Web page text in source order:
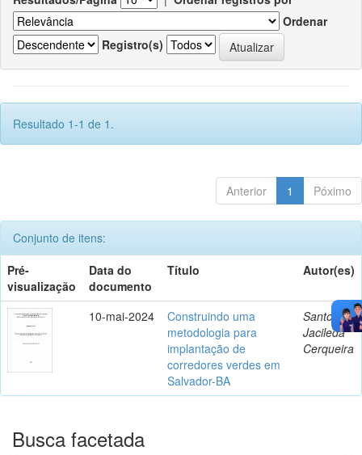
Ordenar
Registro(s)
Resultado 1-1 de 1.
Anterior 1 Póximo
Conjunto de itens:
Pré-
visualização
Data do
documento
Título Autor(es)
10-mai-2024
Construindo uma
metodologia para
implantação de
corredores verdes em
Salvador-BA
Santos,
Jacileda
Cerqueira
Busca facetada